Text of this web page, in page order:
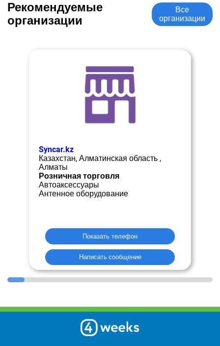
Рекомендуемые
организации
Все
организации
Syncar.kz
Казахстан, Алматинская область ,
Алматы
Розничная торговля
Автоаксессуары
Антенное оборудование
Показать телефон
Написать сообщение